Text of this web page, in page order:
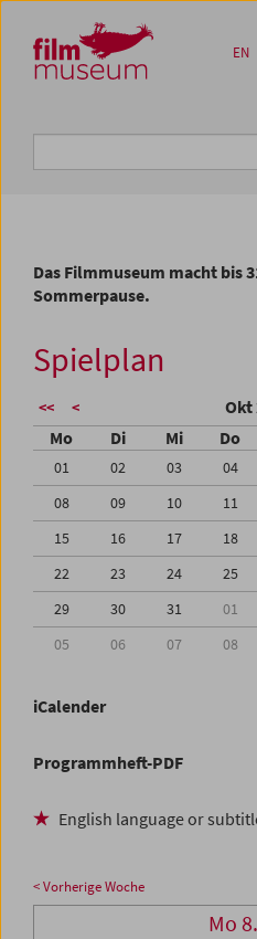
Zum Inhalt
Zum Hauptmenü
Zur Servicenavigation
Zum Suche
EN
Das Filmmuseum macht bis
Sommerpause.
Spielplan
<< < Okt
Mo Di Mi Do
01 02 03 04
08
09 10 11
15
16 17 18
22
23 24 25
29
30 31 01
05
06 07 08
iCalender
Programmheft-PDF
English language or
< Vorherige Woche
Mo